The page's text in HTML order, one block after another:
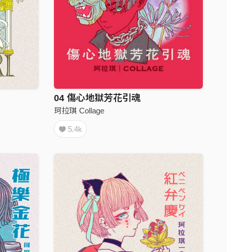
04 傷心地獄芳花引魂
珂拉琪 Collage
5.4k